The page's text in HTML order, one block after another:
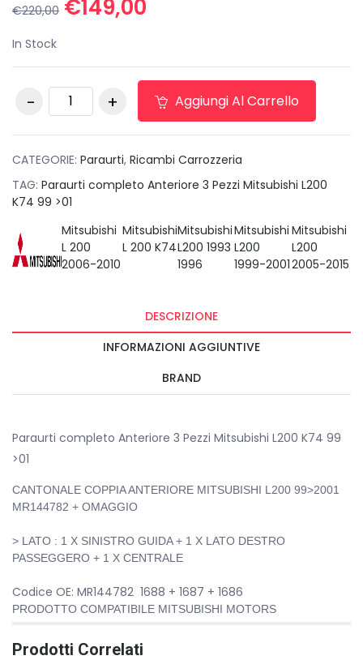
€220,00 Il
prezzo
era:
€220,00.
€149,00
è:
€149,00.
In Stock
Paraurti completo
Anteriore 3 Pezzi
Aggiungi Al Carrello
CATEGORIE: Paraurti, Ricambi Carrozzeria
TAG: Paraurti completo Anteriore 3 Pezzi Mitsubishi L200
K74 99 >01
Mitsubishi
L 200
2006-2010
Mitsubishi
L 200 K74
Mitsubishi
L200 1993
1996
Mitsubishi
L200
1999-2001
Mitsubishi
L200
2005-2015
DESCRIZIONE
INFORMAZIONI AGGIUNTIVE
BRAND
Paraurti completo Anteriore 3 Pezzi Mitsubishi L200 K74 99
>01
CANTONALE COPPIA ANTERIORE MITSUBISHI L200 99>2001
MR144782 + OMAGGIO
> LATO : 1 X SINISTRO GUIDA + 1 X LATO DESTRO
PASSEGGERO + 1 X CENTRALE
Codice OE: MR144782 1688 + 1687 + 1686
PRODOTTO COMPATIBILE MITSUBISHI MOTORS
Prodotti Correlati